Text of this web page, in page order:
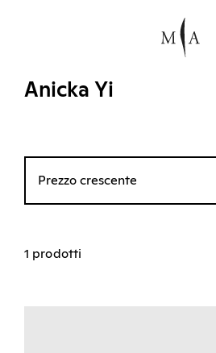
Anicka Yi
Prezzo crescente
1 prodotti